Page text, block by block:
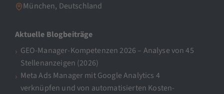
München, Deutschland
Aktuelle Blogbeiträge
GEO-Manager-Kompetenzen 2026 – Analyse von 45
Stellenanzeigen (2026)
Meta Ads Manager mit Google Analytics 4
verknüpfen und von automatisierten Kosten-